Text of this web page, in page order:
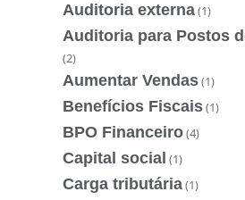
Auditoria externa(1)
Auditoria para Postos
(2)
Aumentar Vendas(1)
Benefícios Fiscais(1)
BPO Financeiro(4)
Capital social (1)
Carga tributária(1)